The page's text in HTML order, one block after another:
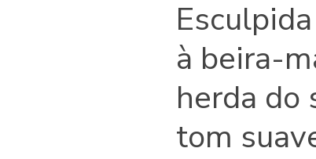
à beira-
herda do
tom